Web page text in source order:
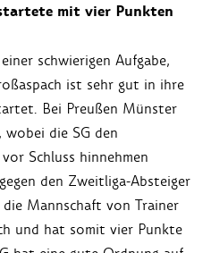
mit vier Punkten
schwierigen Aufgabe,
ist sehr gut in ihre
Bei Preußen Münster
wobei die SG den
Schluss hinnehmen
den Zweitliga-Absteiger
Mannschaft von Trainer
und hat somit vier Punkte